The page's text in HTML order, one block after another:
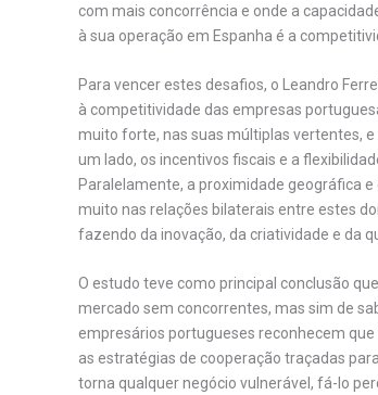
com mais concorrência e onde a
à sua operação em Espanha é a
Para vencer estes desafios, o Leandro
à competitividade das empresas
muito forte, nas suas múltiplas vertentes, e
um lado, os incentivos fiscais e a
Paralelamente, a proximidade geográfica
muito nas relações bilaterais entre estes
fazendo da inovação, da criatividade e da
O estudo teve como principal conclusão
mercado sem concorrentes, mas sim de
empresários portugueses reconhecem
as estratégias de cooperação traçadas
torna qualquer negócio vulnerável, fá-lo